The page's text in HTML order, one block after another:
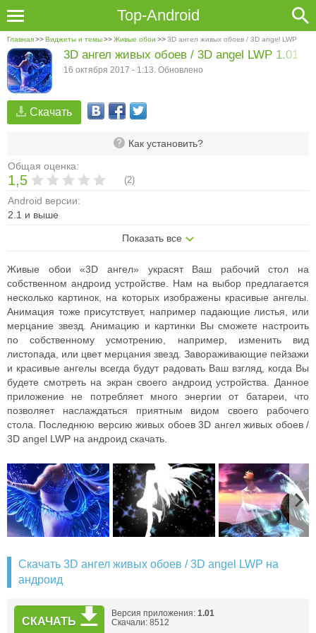
Top-Android
Главная>>Виджеты и темы>>Живые обои >>3D ангел живых обоев / 3D angel LWP
Скачать
Как установить?
Общая оценка:
1,5 (2)
Android версии:
2.1 и выше
Показать все
3D ангел живых обоев / 3D angel LWP 1.01
16 октября 2017 - 1:13. Обновлено
Живые обои «3D ангел» украсят Ваш рабочий стол на
собственном андроид устройстве. Нам на выбор предлагается
несколько картинок, на которых изображены красивые ангелы.
Анимация тоже присутствует, например падающие листья, или
мерцание звезд. Анимацию и картинки Вы сможете настроить
по собственному усмотрению, например, изменить вид
листопада, или цвет мерцания звезд. Завораживающие пейзажи
и красивые ангелы всегда будут радовать Ваш взгляд, когда Вы
будете смотреть на экран своего андроид устройства. Данное
приложение не потребляет много энергии от батареи, что
позволяет наслаждаться приятным видом своего рабочего
стола. Последнюю версию живых обоев 3D ангел живых обоев /
3D angel LWP на андроид скачать.
Скачать 3D ангел живых обоев / 3D angel LWP на
андроид
СКАЧАТЬ
Версия приложения: 1.01
Скачали: 8512